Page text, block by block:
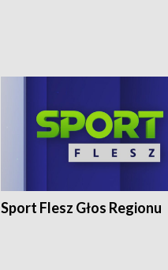
Sport Flesz Głos Regionu